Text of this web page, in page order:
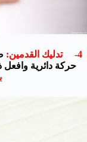
4- تدليك القدمين:
حركة دائرية